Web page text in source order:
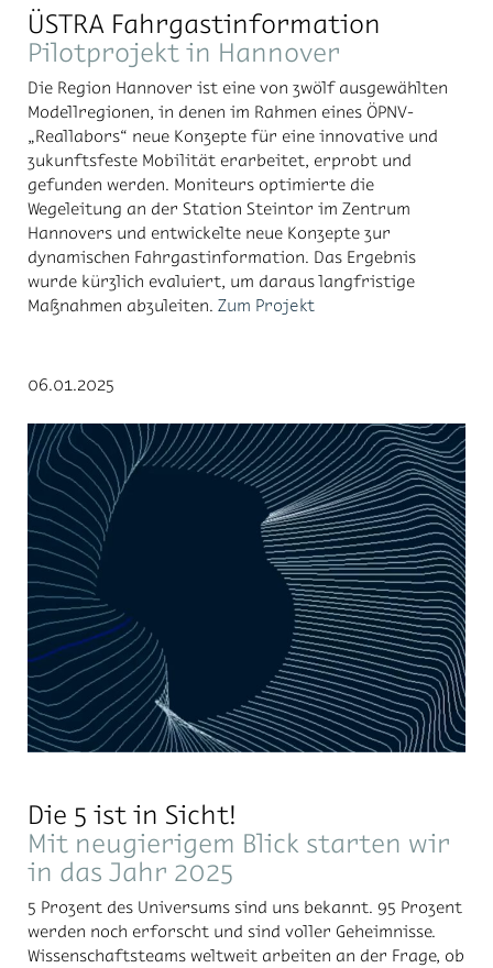
ÜSTRA Fahrgastinformation
Pilotprojekt in Hannover
Die Region Hannover ist eine von zwölf ausgewählten
Modellregionen, in denen im Rahmen eines ÖPNV-
„Reallabors“ neue Konzepte für eine innovative und
zukunftsfeste Mobilität erarbeitet, erprobt und
gefunden werden. Moniteurs optimierte die
Wegeleitung an der Station Steintor im Zentrum
Hannovers und entwickelte neue Konzepte zur
dynamischen Fahrgastinformation. Das Ergebnis
wurde kürzlich evaluiert, um daraus langfristige
Maßnahmen abzuleiten. Zum Projekt
06.01.2025
Die 5 ist in Sicht!
Mit neugierigem Blick starten wir
in das Jahr 2025
5 Prozent des Universums sind uns bekannt. 95 Prozent
werden noch erforscht und sind voller Geheimnisse.
Wissenschaftsteams weltweit arbeiten an der Frage, ob